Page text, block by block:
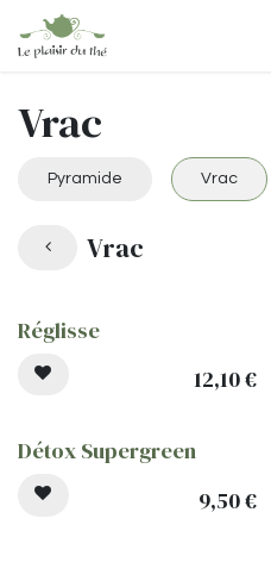
Se rendre au contenu
Vrac
Pyramide Vrac
Vrac
Réglisse
12,10€
Détox Supergreen
9,50€